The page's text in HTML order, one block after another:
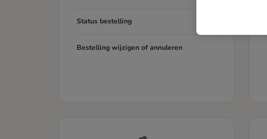
Status bestelling
Bestelling wijzigen of annuleren